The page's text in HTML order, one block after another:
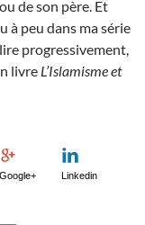
de son père. Et
à peu dans ma série
progressivement,
livre L’Islamisme et
Google+ Linkedin